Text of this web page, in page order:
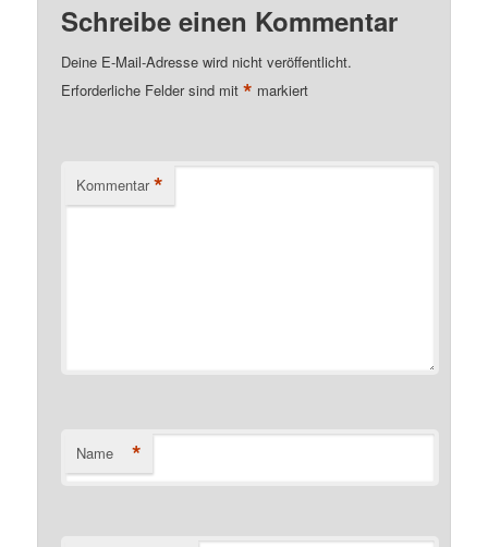
Schreibe einen Kommentar
Deine E-Mail-Adresse wird nicht veröffentlicht.
Erforderliche Felder sind mit* markiert
Kommentar *
Name *